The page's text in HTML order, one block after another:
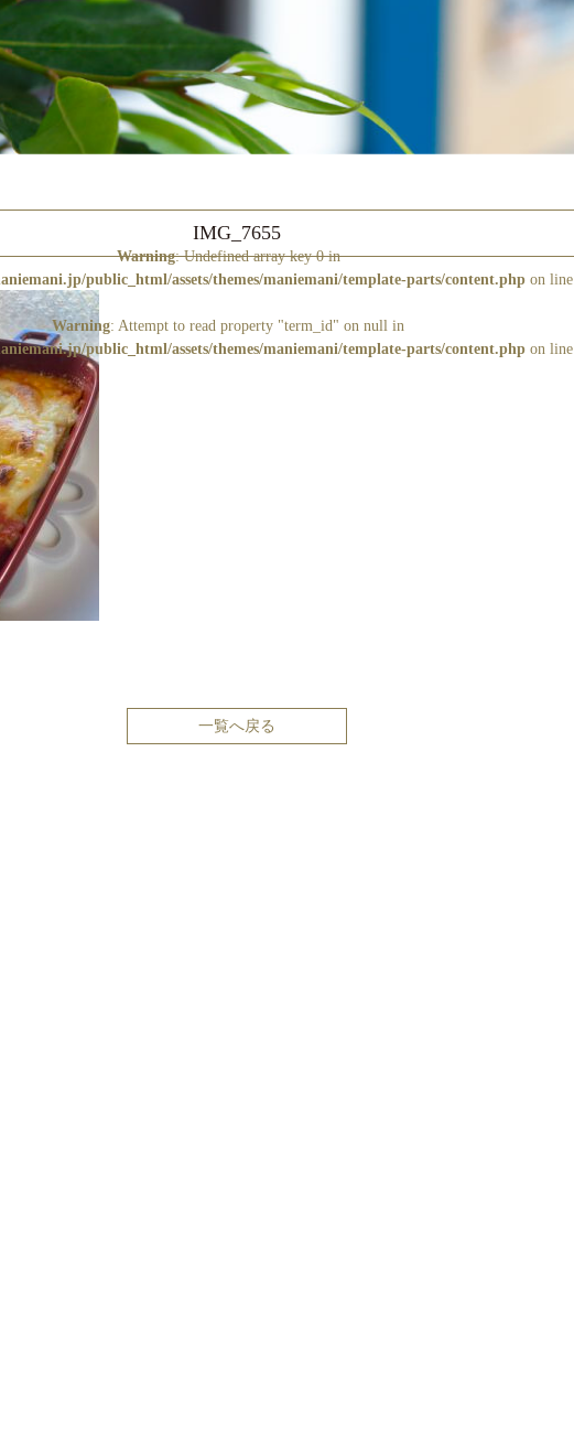
IMG_7655
Warning: Undefined array key 0 in
public_html/assets/themes/maniemani/template-parts/content.php on line
Warning: Attempt to read property "term_id" on null in
public_html/assets/themes/maniemani/template-parts/content.php on line
一覧へ戻る